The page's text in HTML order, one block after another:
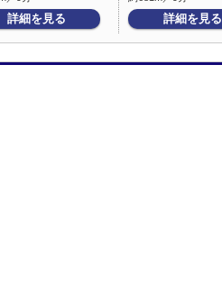
詳細を見る 詳細を見る